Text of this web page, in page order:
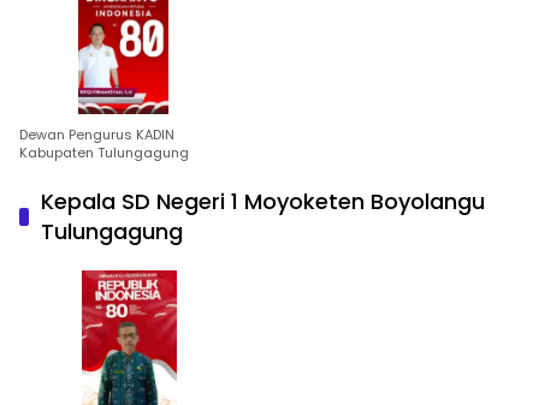
Dewan Pengurus KADIN
Kabupaten Tulungagung
Kepala SD Negeri 1 Moyoketen Boyolangu
Tulungagung